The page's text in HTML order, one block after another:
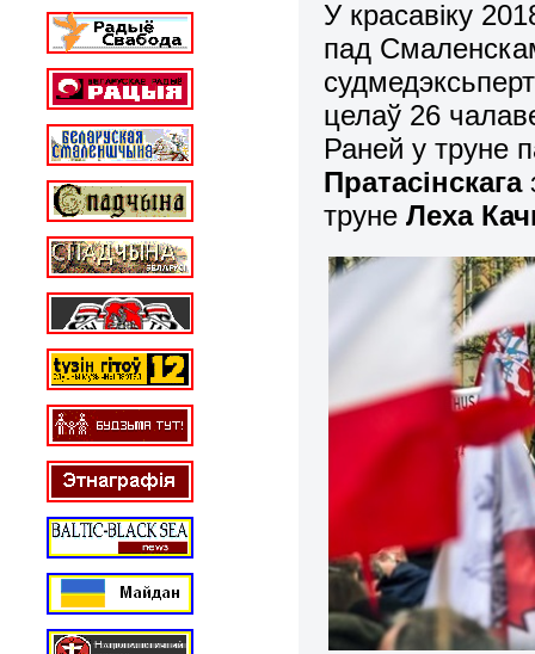
У красавіку
пад
целаў 26
Раней у труне
Пратасінскага
трунеЛеха